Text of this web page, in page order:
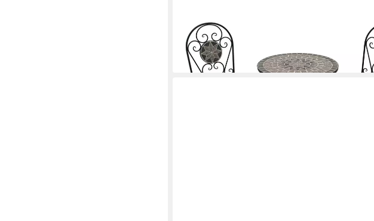
Garten-Essgruppe SIENA, (3-tlg), 2x Klappstuhl
Tisch rund 60cm, Mosaik-Dekor grau, mit Polstern
195,69 €
lieferbar - in 2-3 Werktagen bei dir